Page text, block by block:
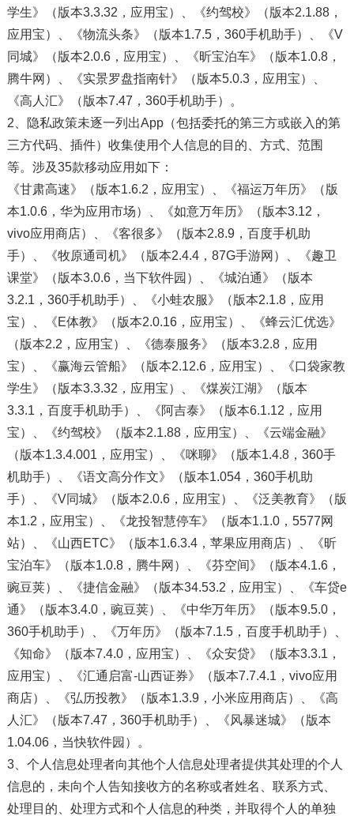
学生》（版本3.3.32，应用宝）、《约驾校》（版本2.1.88，
应用宝）、《物流头条》（版本1.7.5，360手机助手）、《V
同城》（版本2.0.6，应用宝）、《昕宝泊车》（版本1.0.8，
腾牛网）、《实景罗盘指南针》（版本5.0.3，应用宝）、
《高人汇》（版本7.47，360手机助手）。
2、隐私政策未逐一列出App（包括委托的第三方或嵌入的第
三方代码、插件）收集使用个人信息的目的、方式、范围
等。涉及35款移动应用如下：
《甘肃高速》（版本1.6.2，应用宝）、《福运万年历》（版
本1.0.6，华为应用市场）、《如意万年历》（版本3.12，
vivo应用商店）、《客很多》（版本2.8.9，百度手机助
手）、《牧原通司机》（版本2.4.4，87G手游网）、《趣卫
课堂》（版本3.0.6，当下软件园）、《城泊通》（版本
3.2.1，360手机助手）、《小蛙农服》（版本2.1.8，应用
宝）、《E体教》（版本2.0.16，应用宝）、《蜂云汇优选》
（版本2.2，应用宝）、《德泰服务》（版本3.2.8，应用
宝）、《赢海云管船》（版本2.12.6，应用宝）、《口袋家教
学生》（版本3.3.32，应用宝）、《煤炭江湖》（版本
3.3.1，百度手机助手）、《阿吉泰》（版本6.1.12，应用
宝）、《约驾校》（版本2.1.88，应用宝）、《云端金融》
（版本1.3.4.001，应用宝）、《咪聊》（版本1.4.8，360手
机助手）、《语文高分作文》（版本1.054，360手机助
手）、《V同城》（版本2.0.6，应用宝）、《泛美教育》（版
本1.2，应用宝）、《龙投智慧停车》（版本1.1.0，5577网
站）、《山西ETC》（版本1.6.3.4，苹果应用商店）、《昕
宝泊车》（版本1.0.8，腾牛网）、《芬空间》（版本4.1.6，
豌豆荚）、《捷信金融》（版本34.53.2，应用宝）、《车贷e
通》（版本3.4.0，豌豆荚）、《中华万年历》（版本9.5.0，
360手机助手）、《万年历》（版本7.1.5，百度手机助手）、
《知命》（版本7.4.0，应用宝）、《众安贷》（版本3.3.1，
应用宝）、《汇通启富-山西证券》（版本7.7.4.1，vivo应用
商店）、《弘历投教》（版本1.3.9，小米应用商店）、《高
人汇》（版本7.47，360手机助手）、《风暴迷城》（版本
1.04.06，当快软件园）。
3、个人信息处理者向其他个人信息处理者提供其处理的个人
信息的，未向个人告知接收方的名称或者姓名、联系方式、
处理目的、处理方式和个人信息的种类，并取得个人的单独